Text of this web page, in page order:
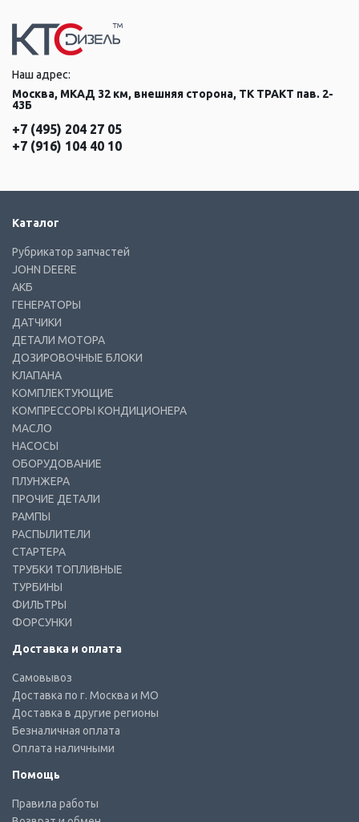
Наш адрес:
Москва, МКАД 32 км, внешняя сторона, ТК ТРАКТ пав. 2-
43Б
+7 (495) 204 27 05
+7 (916) 104 40 10
Каталог
Рубрикатор запчастей
JOHN DEERE
АКБ
ГЕНЕРАТОРЫ
ДАТЧИКИ
ДЕТАЛИ МОТОРА
ДОЗИРОВОЧНЫЕ БЛОКИ
КЛАПАНА
КОМПЛЕКТУЮЩИЕ
КОМПРЕССОРЫ КОНДИЦИОНЕРА
МАСЛО
НАСОСЫ
ОБОРУДОВАНИЕ
ПЛУНЖЕРА
ПРОЧИЕ ДЕТАЛИ
РАМПЫ
РАСПЫЛИТЕЛИ
СТАРТЕРА
ТРУБКИ ТОПЛИВНЫЕ
ТУРБИНЫ
ФИЛЬТРЫ
ФОРСУНКИ
Доставка и оплата
Самовывоз
Доставка по г. Москва и МО
Доставка в другие регионы
Безналичная оплата
Оплата наличными
Помощь
Правила работы